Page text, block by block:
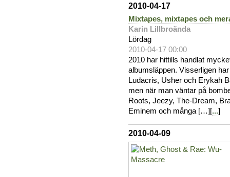
2010-04-17
Mixtapes, mixtapes och
Karin Lillbroända
Lördag
2010-04-17 00:00
2010 har hittills handlat
albumsläppen. Visserligen
Ludacris, Usher och Erykah
men när man väntar på
Roots, Jeezy, The-Dream,
Eminem och många […][...]
2010-04-09